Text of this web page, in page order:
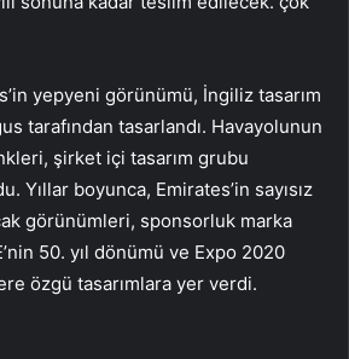
yepyeni görünümü, İngiliz tasarım
tarafından tasarlandı. Havayolunun
şirket içi tasarım grubu
Yıllar boyunca, Emirates’in sayısız
görünümleri, sponsorluk marka
50. yıl dönümü ve Expo 2020
özgü tasarımlara yer verdi.